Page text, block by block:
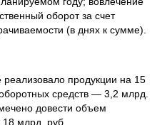
оборот за счет
(в днях к сумме).
реализовало продукции на 15
средств — 3,2 млрд.
довести объем
млрд. руб..